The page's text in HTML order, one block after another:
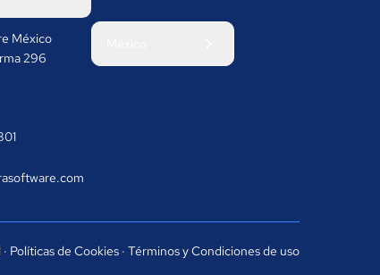
México
296
· Políticas de Cookies · Términos y Condiciones de uso